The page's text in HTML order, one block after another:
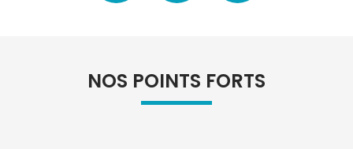
NOS POINTS FORTS